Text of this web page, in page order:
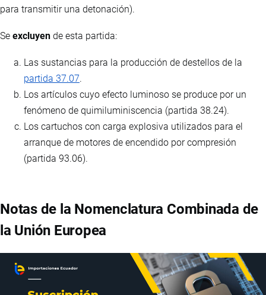
para transmitir una detonación).
Se excluyen de esta partida:
Las sustancias para la producción de destellos de la
partida 37.07.
Los artículos cuyo efecto luminoso se produce por un
fenómeno de quimiluminiscencia (partida 38.24).
Los cartuchos con carga explosiva utilizados para el
arranque de motores de encendido por compresión
(partida 93.06).
Notas de la Nomenclatura Combinada de
la Unión Europea